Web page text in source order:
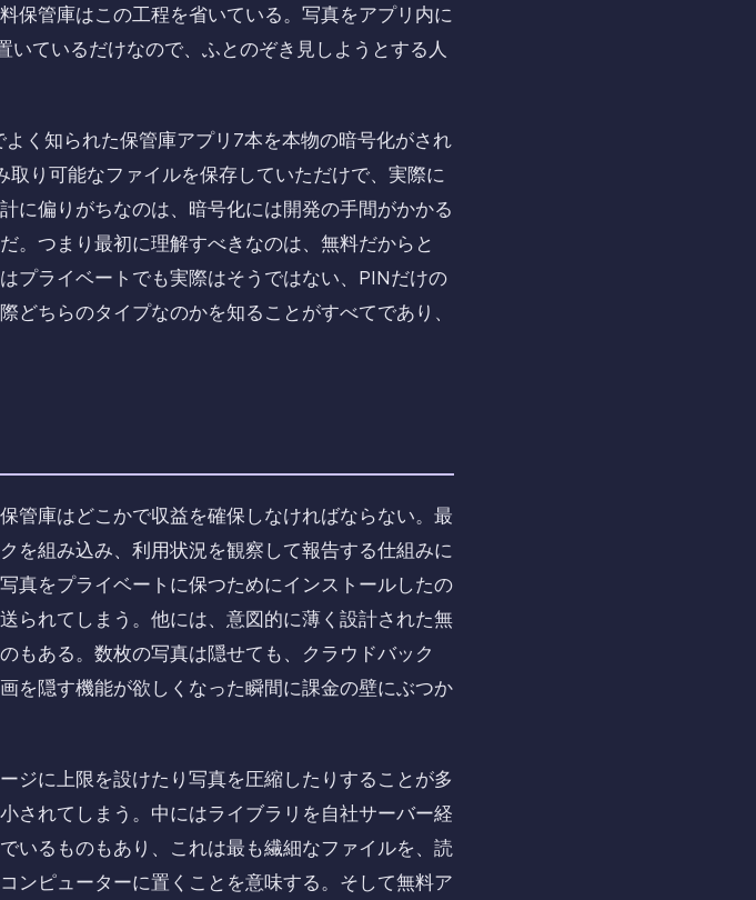
保管庫はこの工程を省いている。写真をアプリ内に
ているだけなので、ふとのぞき見しようとする人
く知られた保管庫アプリ7本を本物の暗号化がされ
り可能なファイルを保存していただけで、実際に
に偏りがちなのは、暗号化には開発の手間がかかる
。つまり最初に理解すべきなのは、無料だからと
プライベートでも実際はそうではない、PINだけの
ちらのタイプなのかを知ることがすべてであり、
管庫はどこかで収益を確保しなければならない。最
を組み込み、利用状況を観察して報告する仕組みに
真をプライベートに保つためにインストールしたの
られてしまう。他には、意図的に薄く設計された無
もある。数枚の写真は隠せても、クラウドバック
を隠す機能が欲しくなった瞬間に課金の壁にぶつか
ジに上限を設けたり写真を圧縮したりすることが多
されてしまう。中にはライブラリを自社サーバー経
いるものもあり、これは最も繊細なファイルを、読
ンピューターに置くことを意味する。そして無料ア